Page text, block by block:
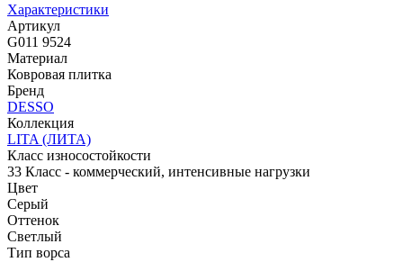
Характеристики
Артикул
G011 9524
Материал
Ковровая плитка
Бренд
DESSO
Коллекция
LITA (ЛИТА)
Класс износостойкости
33 Класс - коммерческий, интенсивные нагрузки
Цвет
Серый
Оттенок
Светлый
Тип ворса